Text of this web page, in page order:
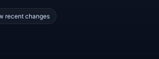
recent changes